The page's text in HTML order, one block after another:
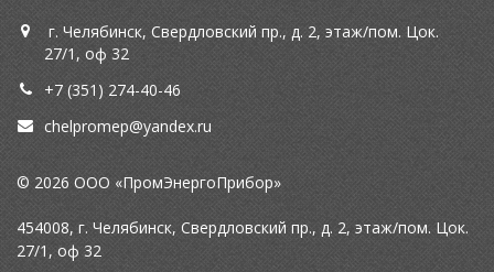
г. Челябинск, Свердловский пр., д. 2, этаж/пом. Цок.
27/1, оф 32
+7 (351) 274-40-46
chelpromep@yandex.ru
© 2026 ООО «ПромЭнергоПрибор»
454008, г. Челябинск, Свердловский пр., д. 2, этаж/пом. Цок.
27/1, оф 32